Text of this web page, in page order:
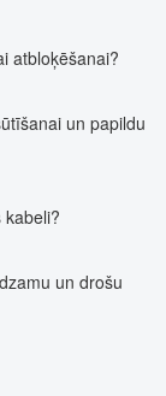
atbloķēšanai?
un papildu
un drošu